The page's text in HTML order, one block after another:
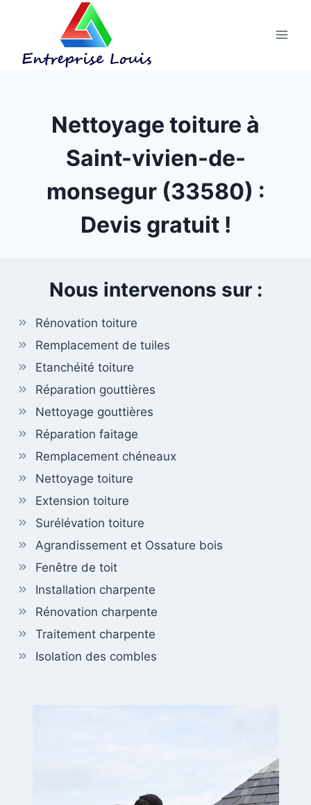
Nettoyage toiture à
Saint-vivien-de-
monsegur (33580) :
Devis gratuit !
Nous intervenons sur :
Rénovation toiture
Remplacement de tuiles
Etanchéité toiture
Réparation gouttières
Nettoyage gouttières
Réparation faitage
Remplacement chéneaux
Nettoyage toiture
Extension toiture
Surélévation toiture
Agrandissement et Ossature bois
Fenêtre de toit
Installation charpente
Rénovation charpente
Traitement charpente
Isolation des combles